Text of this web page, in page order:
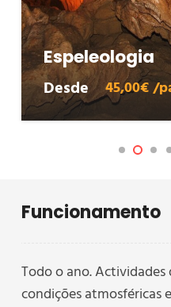
Mystic River
Empresas
Desde 37,00€ /
Funcionamento
Todo o ano.
condições atmosféricas